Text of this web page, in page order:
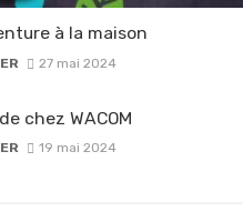
à la maison
27 mai 2024
chez WACOM
19 mai 2024